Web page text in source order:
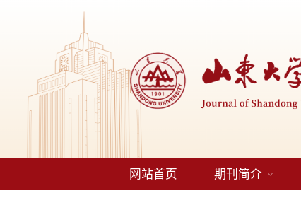
网站首页 期刊简介